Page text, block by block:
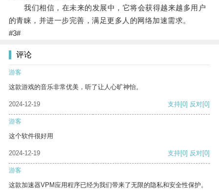
我们相信，在未来的发展中，它将会获得越来越多用户
的青睐，并进一步完善，满足更多人的网络加速需求。
#3#
评论
游客
这款游戏的音乐非常优美，听了让人心旷神怡。
2024-12-19 支持[0] 反对[0]
游客
这个软件很好用
2024-12-19 支持[0] 反对[0]
游客
这款加速器VPM应用程序已经为我们带来了无限的隐私和安全性保护。